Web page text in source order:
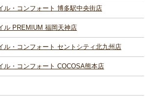
ル・コンフォート 博多駅中央街店
ル PREMIUM 福岡天神店
ル・コンフォート セントシティ北九州店
ル・コンフォート COCOSA熊本店